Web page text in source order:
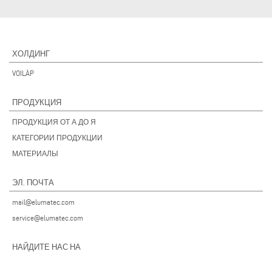
ХОЛДИНГ
VOILÀP
ПРОДУКЦИЯ
ПРОДУКЦИЯ ОТ А ДО Я
КАТЕГОРИИ ПРОДУКЦИИ
МАТЕРИАЛЫ
ЭЛ. ПОЧТА
mail@elumatec.com
service@elumatec.com
НАЙДИТЕ НАС НА